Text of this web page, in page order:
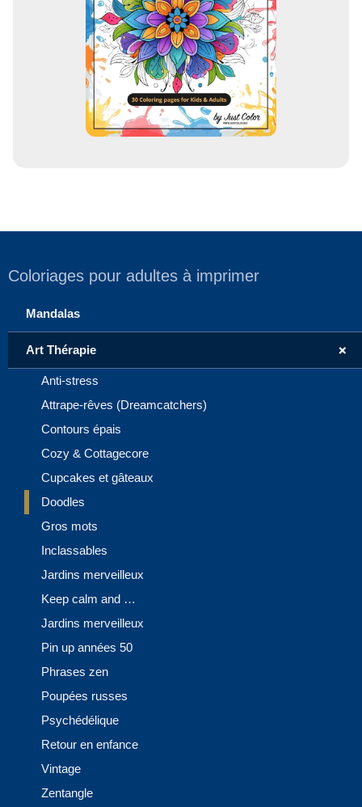
Coloriages pour adultes à imprimer
Mandalas
+
Art Thérapie
Anti-stress
Attrape-rêves (Dreamcatchers)
Contours épais
Cozy & Cottagecore
Cupcakes et gâteaux
Doodles
Gros mots
Inclassables
Jardins merveilleux
Keep calm and …
Jardins merveilleux
Pin up années 50
Phrases zen
Poupées russes
Psychédélique
Retour en enfance
Vintage
Zentangle